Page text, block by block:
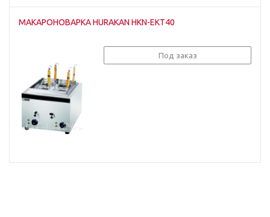
МАКАРОНОВАРКА HURAKAN HKN-EKT40
Под заказ